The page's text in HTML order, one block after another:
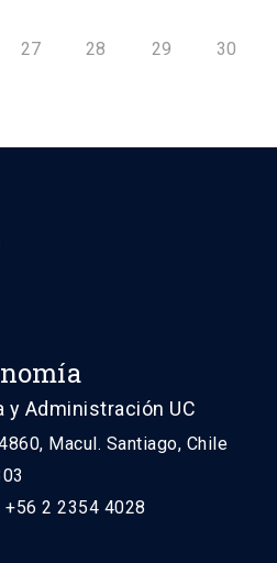
27 28 29 30
y Administración UC
Macul. Santiago, Chile
2 2354 4028